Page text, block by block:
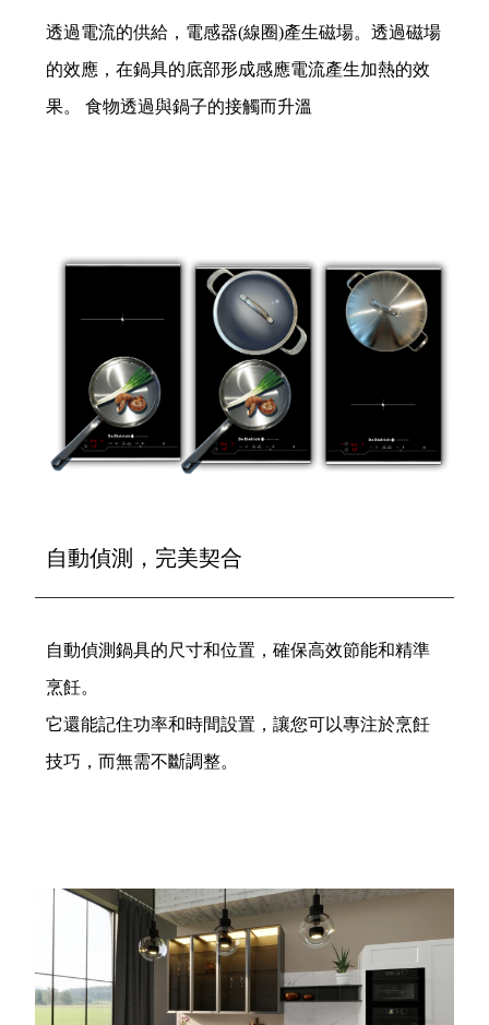
透過電流的供給，電感器(線圈)產生磁場。​​透過磁場
的效應，在鍋具的底部形成感應電流產生加熱的效
果。​​ 食物透過與鍋子的接觸而升溫​
自動偵測，完美契合
自動偵測鍋具的尺寸和位置，確保高效節能和精準
烹飪。
它還能記住功率和時間設置，讓您可以專注於烹飪
技巧，而無需不斷調整。